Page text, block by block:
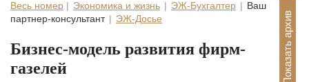
Весь номер Экономика и жизнь ЭЖ-Бухгалтер
Ваш
партнер-консультант
ЭЖ-Досье Показать архив
Бизнес-модель развития фирм-
газелей